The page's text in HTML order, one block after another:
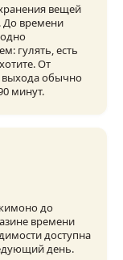
вещей
До времени
гулять, есть
От
выхода обычно
минут.
до
времени
доступна
день.